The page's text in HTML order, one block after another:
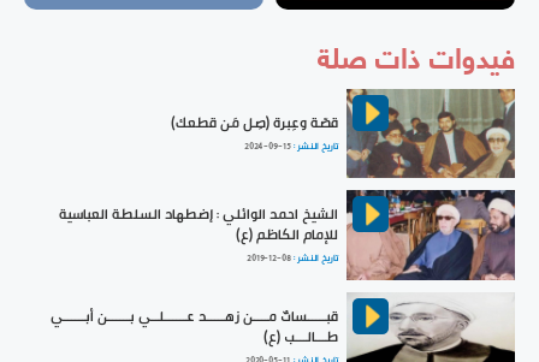
فيدوات ذات صلة
قصّة وعِبرة (صِل مَن قطعك)
تاريخ النشر :2024-09-15
الشيخ احمد الوائلي : إضطهاد السلطة العباسية
للإمام الكاظم (ع)
تاريخ النشر :2019-12-08
قبـــــساتٌ مــــن زهـــــد عــــــلــي بــــــن أبــــــي
طـــالـــب (ع)